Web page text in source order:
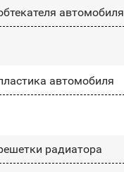
автомобиля
автомобиля
радиатора